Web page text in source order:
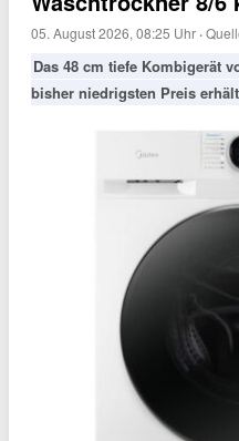
05. August 2026, 08:25 Uhr ·
Das 48 cm tiefe Kombigerät
bisher niedrigsten Preis